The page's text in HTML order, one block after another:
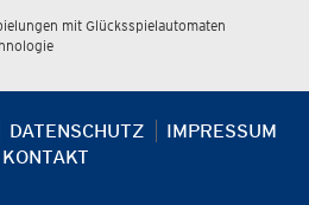
mit Glücksspielautomaten
DATENSCHUTZ
IMPRESSUM
KONTAKT